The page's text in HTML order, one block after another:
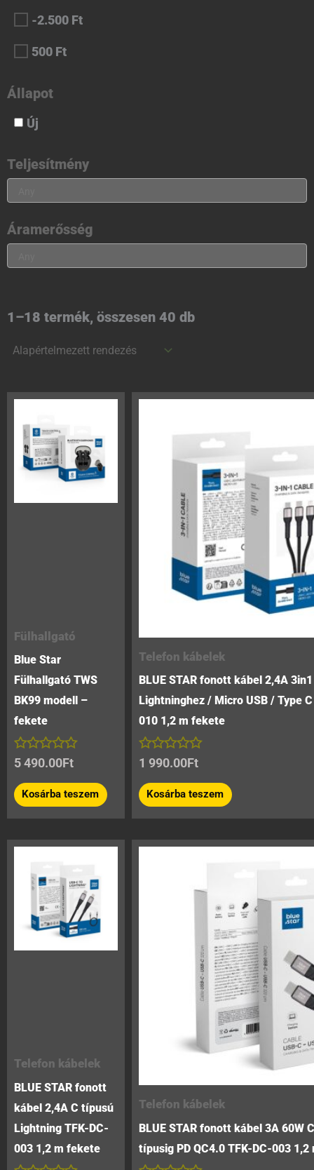
-2.500 Ft
500 Ft
Állapot
Új
Teljesítmény
Áramerősség
1–18 termék, összesen 40 db
Fülhallgató
Blue Star
Fülhallgató TWS
BK99 modell –
fekete
Értékelés:
/
5
5 490.00Ft
Kosárba teszem
Telefon kábelek
BLUE STAR fonott kábel 2,4A
Lightninghez / Micro USB / Type
010 1,2 m fekete
Értékelés:
/
5
1 990.00Ft
Kosárba teszem
Telefon kábelek
BLUE STAR fonott
kábel 2,4A C típusú
Lightning TFK-DC-
003 1,2 m fekete
Telefon kábelek
BLUE STAR fonott kábel 3A 60W
típusig PD QC4.0 TFK-DC-003